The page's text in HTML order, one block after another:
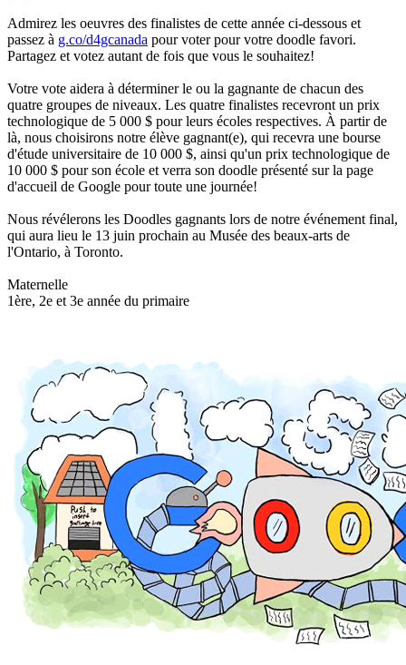
Admirez les oeuvres des finalistes de cette année ci-dessous et
passez à g.co/d4gcanada pour voter pour votre doodle favori.
Partagez et votez autant de fois que vous le souhaitez!
Votre vote aidera à déterminer le ou la gagnante de chacun des
quatre groupes de niveaux. Les quatre finalistes recevront un prix
technologique de 5 000 $ pour leurs écoles respectives. À partir de
là, nous choisirons notre élève gagnant(e), qui recevra une bourse
d'étude universitaire de 10 000 $, ainsi qu'un prix technologique de
10 000 $ pour son école et verra son doodle présenté sur la page
d'accueil de Google pour toute une journée!
Nous révélerons les Doodles gagnants lors de notre événement final,
qui aura lieu le 13 juin prochain au Musée des beaux-arts de
l'Ontario, à Toronto.
Maternelle
1ère, 2e et 3e année du primaire